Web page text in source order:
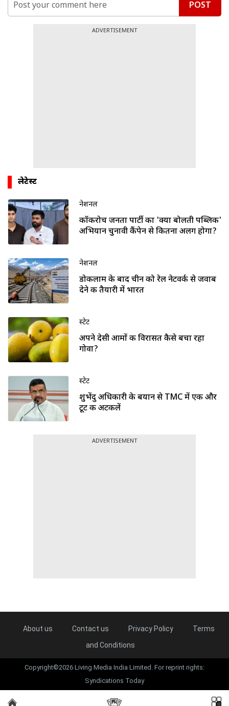
POST
ADVERTISEMENT
लेटेस्ट
नेशनल
कॉकरोच जनता पार्टी का 'क्या बोलती पब्लिक'
अभियान चुनावी कैंपेन से कितना अलग होगा?
नेशनल
डोकलाम के बाद चीन को रेल नेटवर्क से जवाब
देने की तैयारी में भारत
स्टेट
अपने देसी आमों की विरासत कैसे बचा रहा
गोवा?
स्टेट
शुभेंदु अधिकारी के बयान से TMC में एक और
टूट की अटकलें
ADVERTISEMENT
About us Contact us Privacy Policy
Terms
and Conditions
Copyright©2026 Living Media India Limited. For reprint rights:
Syndications Today